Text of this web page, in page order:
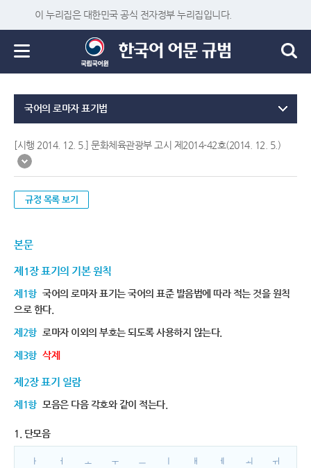
이 누리집은 대한민국 공식 전자정부 누리집입니다.
국어의 로마자 표기법
[시행 2014. 12. 5.] 문화체육관광부 고시 제2014-42호(2014. 12. 5.)
규정 목록 보기
본문
제1장 표기의 기본 원칙
제1항 국어의 로마자 표기는 국어의 표준 발음법에 따라 적는 것을 원칙
으로 한다.
제2항 로마자 이외의 부호는 되도록 사용하지 않는다.
제3항 삭제
제2장 표기 일람
제1항 모음은 다음 각호와 같이 적는다.
1. 단모음
ㅏ
ㅓ
ㅗ
ㅜ
ㅡ
ㅐ
ㅔ
ㅚ
ㅟ